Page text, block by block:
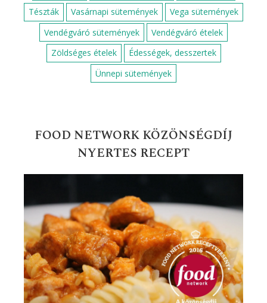
Tészták
Vasárnapi sütemények
Vega sütemények
Vendégváró sütemények
Vendégváró ételek
Zöldséges ételek
Édességek, desszertek
Ünnepi sütemények
FOOD NETWORK KÖZÖNSÉGDÍJ
NYERTES RECEPT